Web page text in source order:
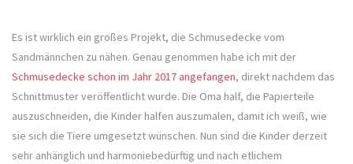
Es ist wirklich ein großes Projekt, die Schmusedecke vom
Sandmännchen zu nähen. Genau genommen habe ich mit der
Schmusedecke schon im Jahr 2017 angefangen, direkt nachdem das
Schnittmuster veröffentlicht wurde. Die Oma half, die Papierteile
auszuschneiden, die Kinder halfen auszumalen, damit ich weiß, wie
sie sich die Tiere umgesetzt wünschen. Nun sind die Kinder derzeit
sehr anhänglich und harmoniebedürftig und nach etlichem